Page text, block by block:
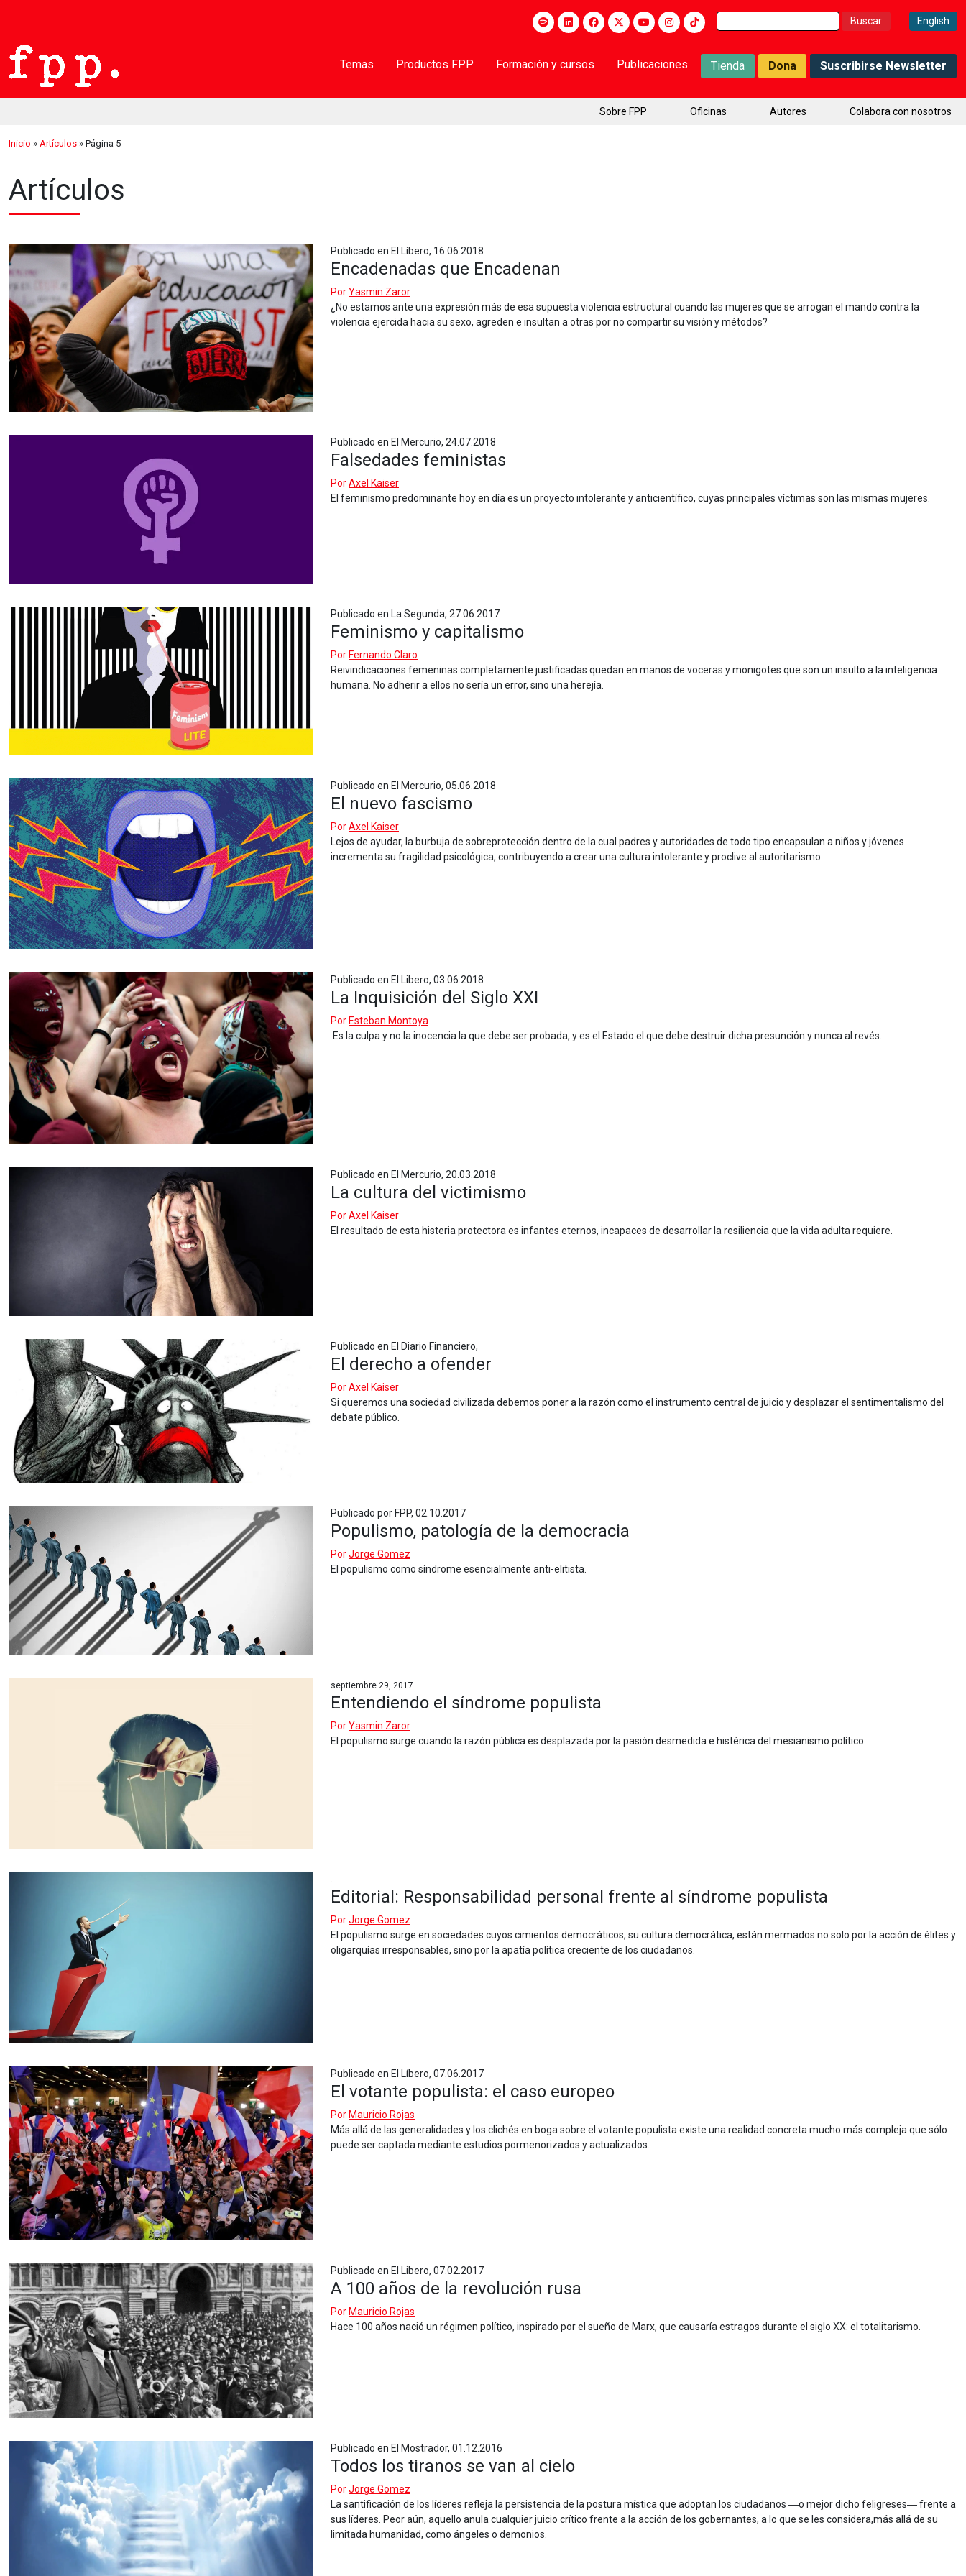
Buscar: English
Temas Productos FPP Formación y cursos Publicaciones Tienda Dona Suscribirse Newsletter
Sobre FPP Oficinas Autores Colabora con nosotros
Inicio » Artículos » Página 5
Artículos
Publicado en El Líbero, 16.06.2018
Encadenadas que Encadenan
PorYasmin Zaror
¿No estamos ante una expresión más de esa supuesta violencia estructural cuando las mujeres que se arrogan el mando contra la
violencia ejercida hacia su sexo, agreden e insultan a otras por no compartir su visión y métodos?
Publicado en El Mercurio, 24.07.2018
Falsedades feministas
PorAxel Kaiser
El feminismo predominante hoy en día es un proyecto intolerante y anticientífico, cuyas principales víctimas son las mismas mujeres.
Publicado en La Segunda, 27.06.2017
Feminismo y capitalismo
Por Fernando Claro
Reivindicaciones femeninas completamente justificadas quedan en manos de voceras y monigotes que son un insulto a la inteligencia
humana. No adherir a ellos no sería un error, sino una herejía.
Publicado en El Mercurio, 05.06.2018
El nuevo fascismo
PorAxel Kaiser
Lejos de ayudar, la burbuja de sobreprotección dentro de la cual padres y autoridades de todo tipo encapsulan a niños y jóvenes
incrementa su fragilidad psicológica, contribuyendo a crear una cultura intolerante y proclive al autoritarismo.
Publicado en El Libero, 03.06.2018
La Inquisición del Siglo XXI
Por Esteban Montoya
Es la culpa y no la inocencia la que debe ser probada, y es el Estado el que debe destruir dicha presunción y nunca al revés.
Publicado en El Mercurio, 20.03.2018
La cultura del victimismo
PorAxel Kaiser
El resultado de esta histeria protectora es infantes eternos, incapaces de desarrollar la resiliencia que la vida adulta requiere.
Publicado en El Diario Financiero,
El derecho a ofender
PorAxel Kaiser
Si queremos una sociedad civilizada debemos poner a la razón como el instrumento central de juicio y desplazar el sentimentalismo del
debate público.
Publicado por FPP, 02.10.2017
Populismo, patología de la democracia
PorJorge Gomez
El populismo como síndrome esencialmente anti-elitista.
septiembre 29, 2017
Entendiendo el síndrome populista
PorYasmin Zaror
El populismo surge cuando la razón pública es desplazada por la pasión desmedida e histérica del mesianismo político.
Editorial: Responsabilidad personal frente al síndrome populista
PorJorge Gomez
El populismo surge en sociedades cuyos cimientos democráticos, su cultura democrática, están mermados no solo por la acción de élites y
oligarquías irresponsables, sino por la apatía política creciente de los ciudadanos.
Publicado en El Líbero, 07.06.2017
El votante populista: el caso europeo
Por Mauricio Rojas
Más allá de las generalidades y los clichés en boga sobre el votante populista existe una realidad concreta mucho más compleja que sólo
puede ser captada mediante estudios pormenorizados y actualizados.
Publicado en El Libero, 07.02.2017
A 100 años de la revolución rusa
PorMauricio Rojas
Hace 100 años nació un régimen político, inspirado por el sueño de Marx, que causaría estragos durante el siglo XX: el totalitarismo.
Publicado en El Mostrador, 01.12.2016
Todos los tiranos se van al cielo
PorJorge Gomez
La santificación de los líderes refleja la persistencia de la postura mística que adoptan los ciudadanos ―o mejor dicho feligreses― frente a
sus líderes. Peor aún, aquello anula cualquier juicio crítico frente a la acción de los gobernantes, a lo que se les considera,más allá de su
limitada humanidad, como ángeles o demonios.